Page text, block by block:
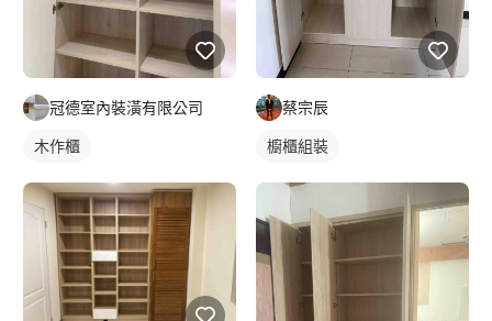
冠德室內裝潢有限公司
木作櫃
蔡宗辰
櫥櫃組裝